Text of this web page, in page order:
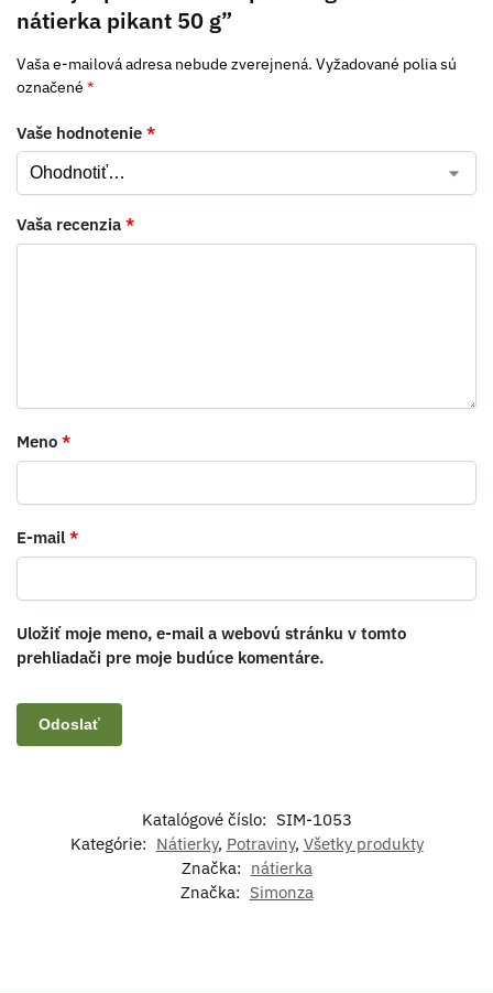
nátierka pikant 50 g”
Vaša e-mailová adresa nebude zverejnená. Vyžadované polia sú
označené *
Vaše hodnotenie *
Vaša recenzia *
Meno *
E-mail *
Uložiť moje meno, e-mail a webovú stránku v tomto
prehliadači pre moje budúce komentáre.
Katalógové číslo: SIM-1053
Kategórie: Nátierky, Potraviny, Všetky produkty
Značka: nátierka
Značka: Simonza